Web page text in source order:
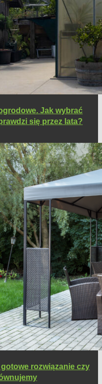
Jak wybrać
się przez lata?
rozwiązanie czy